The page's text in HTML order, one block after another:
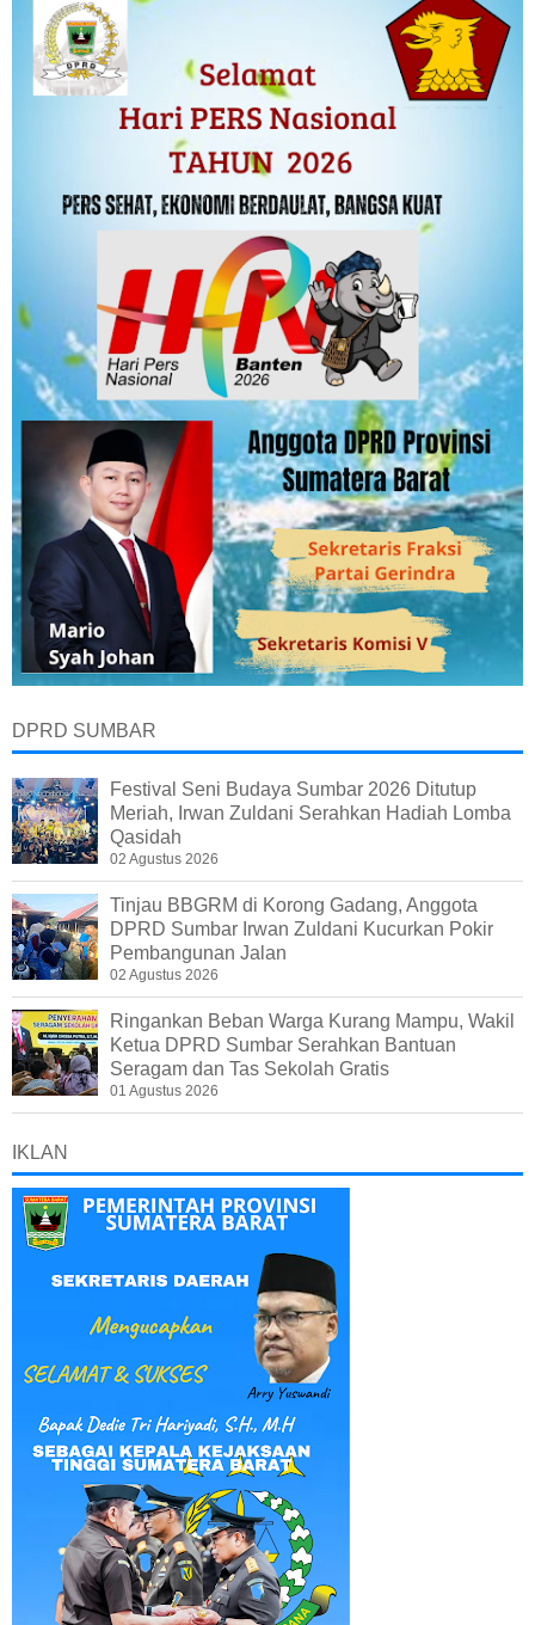
DPRD SUMBAR
Festival Seni Budaya Sumbar 2026 Ditutup
Meriah, Irwan Zuldani Serahkan Hadiah Lomba
Qasidah
02 Agustus 2026
Tinjau BBGRM di Korong Gadang, Anggota
DPRD Sumbar Irwan Zuldani Kucurkan Pokir
Pembangunan Jalan
02 Agustus 2026
Ringankan Beban Warga Kurang Mampu, Wakil
Ketua DPRD Sumbar Serahkan Bantuan
Seragam dan Tas Sekolah Gratis
01 Agustus 2026
IKLAN